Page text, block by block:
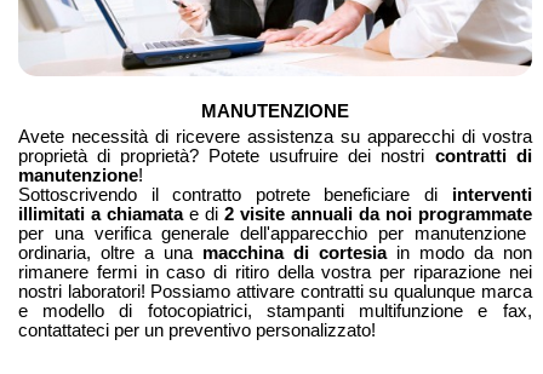
MANUTENZIONE
Avete necessità di ricevere assistenza su apparecchi di vostra
proprietà di proprietà? Potete usufruire dei nostri contratti di
manutenzione!
Sottoscrivendo il contratto potrete beneficiare di interventi
illimitati a chiamatae di2 visite annuali da noi programmate
per una verifica generale dell'apparecchio per manutenzione
ordinaria, oltre a unamacchina di cortesiain modo da non
rimanere fermi in caso di ritiro della vostra per riparazione nei
nostri laboratori! Possiamo attivare contratti su qualunque marca
e modello di fotocopiatrici, stampanti multifunzione e fax,
contattateci per un preventivo personalizzato!